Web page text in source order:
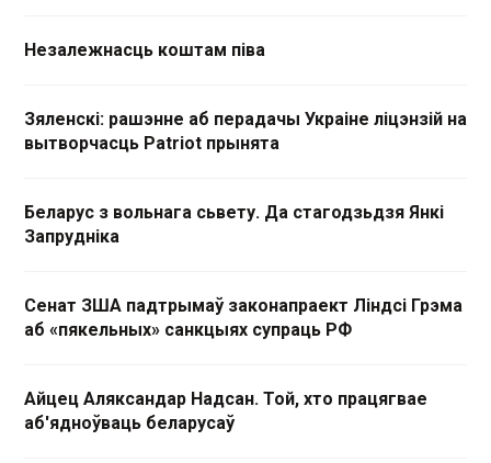
Незалежнасць коштам піва
Зяленскі: рашэнне аб перадачы Украіне ліцэнзій на
вытворчасць Patriot прынята
Беларус з вольнага сьвету. Да стагодзьдзя Янкі
Запрудніка
Сенат ЗША падтрымаў законапраект Ліндсі Грэма
аб «пякельных» санкцыях супраць РФ
Айцец Аляксандар Надсан. Той, хто працягвае
аб'ядноўваць беларусаў